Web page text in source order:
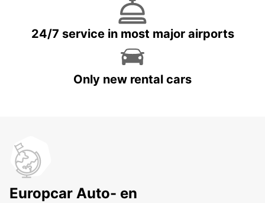
24/7 service in most major airports
Only new rental cars
Europcar Auto- en